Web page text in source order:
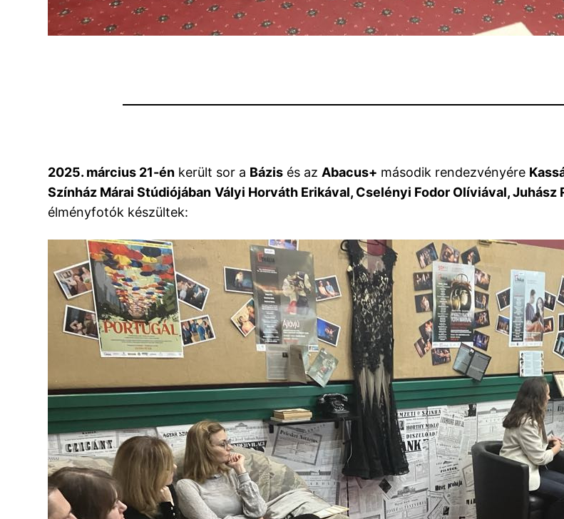
2025. március 21-én került sor a Bázis és az Abacus+ második rendezvényére
Színház Márai Stúdiójában Vályi Horváth Erikával, Cselényi Fodor Olíviával, Juhász
élményfotók készültek: